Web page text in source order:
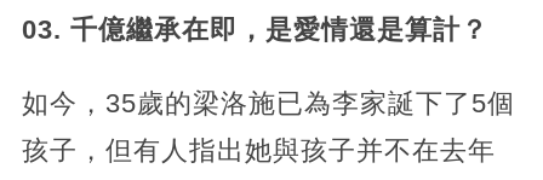
03. 千億繼承在即，是愛情還是算計？
如今，35歲的梁洛施已為李家誕下了5個
孩子，但有人指出她與孩子并不在去年